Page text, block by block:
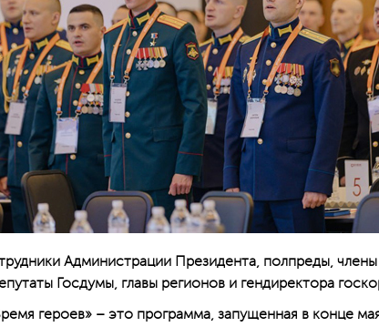
Администрации Президента, полпреды,
Госдумы, главы регионов и гендиректора
героев» – это программа, запущенная в конце